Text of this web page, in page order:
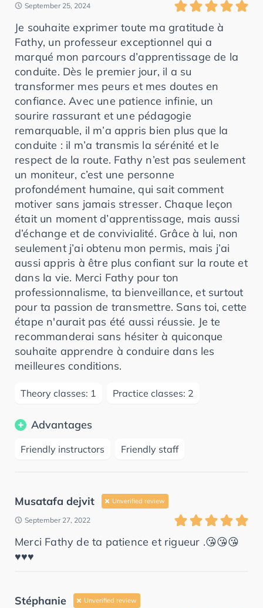
September 25, 2024
Je souhaite exprimer toute ma gratitude à
Fathy, un professeur exceptionnel qui a
marqué mon parcours d’apprentissage de la
conduite. Dès le premier jour, il a su
transformer mes peurs et mes doutes en
confiance. Avec une patience infinie, un
sourire rassurant et une pédagogie
remarquable, il m’a appris bien plus que la
conduite : il m’a transmis la sérénité et le
respect de la route. Fathy n’est pas seulement
un moniteur, c’est une personne
profondément humaine, qui sait comment
motiver sans jamais stresser. Chaque leçon
était un moment d’apprentissage, mais aussi
d’échange et de convivialité. Grâce à lui, non
seulement j’ai obtenu mon permis, mais j’ai
aussi appris à être plus confiant sur la route et
dans la vie. Merci Fathy pour ton
professionnalisme, ta bienveillance, et surtout
pour ta passion de transmettre. Sans toi, cette
étape n'aurait pas été aussi réussie. Je te
recommanderai sans hésiter à quiconque
souhaite apprendre à conduire dans les
meilleures conditions.
Theory classes: 1 Practice classes: 2
Advantages
Friendly instructors Friendly staff
Musatafa dejvit Unverified review
September 27, 2022
Merci Fathy de ta patience et rigueur .😘😘😘
♥️♥️♥️
Stéphanie Unverified review